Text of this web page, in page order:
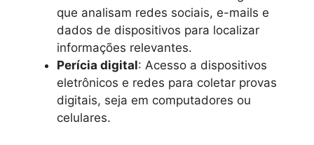
que analisam redes sociais, e-mails e
dados de dispositivos para localizar
informações relevantes.
Perícia digital: Acesso a dispositivos
eletrônicos e redes para coletar provas
digitais, seja em computadores ou
celulares.